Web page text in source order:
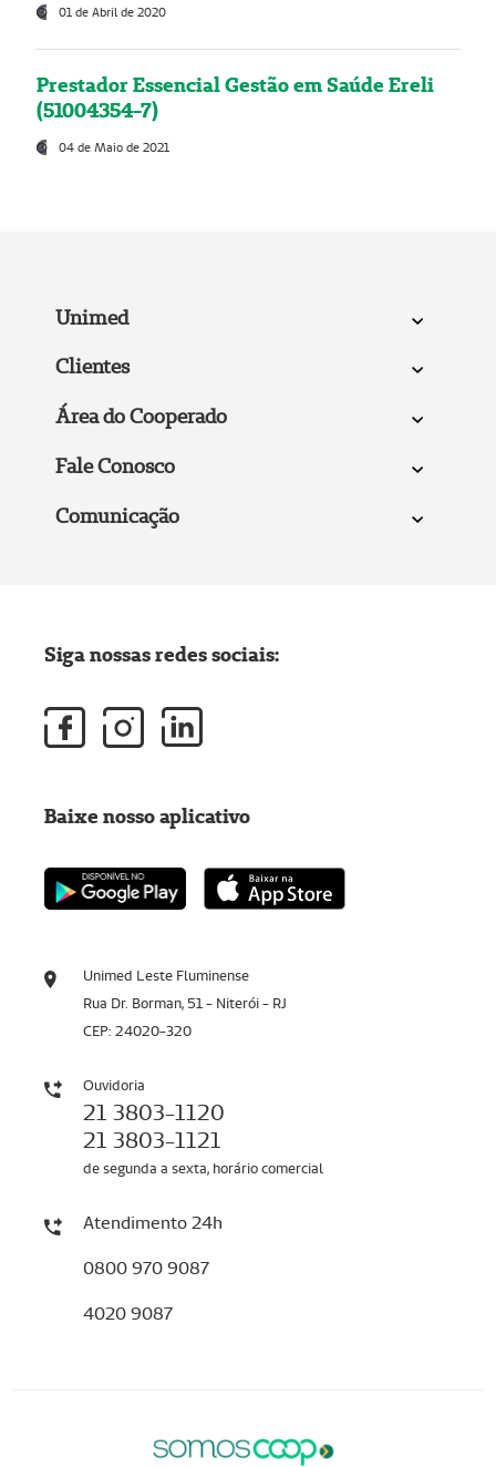
01 de Abril de 2020
Prestador Essencial Gestão em Saúde Ereli
(51004354-7)
04 de Maio de 2021
Unimed
Clientes
Área do Cooperado
Fale Conosco
Comunicação
Unimed Leste Fluminense
Rua Dr. Borman, 51 - Niterói - RJ
CEP: 24020-320
Ouvidoria
21 3803-1120
21 3803-1121
de segunda a sexta, horário comercial
Atendimento 24h
0800 970 9087
4020 9087
Siga nossas redes sociais:
Baixe nosso aplicativo